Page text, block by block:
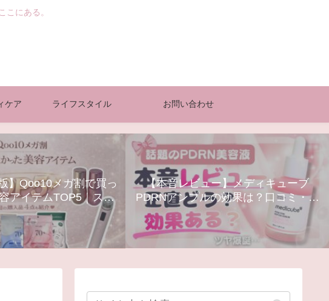
こにある。
ケア ライフスタイル お問い合わせ
】Qoo10メガ割で買っ
アイテムTOP5｜スキ
メ・美顔器まとめ
【本音レビュー】メディキューブ
PDRNアンプルの効果は？口コミ・使
い方・最安購入方法まとめ【Qoo10】